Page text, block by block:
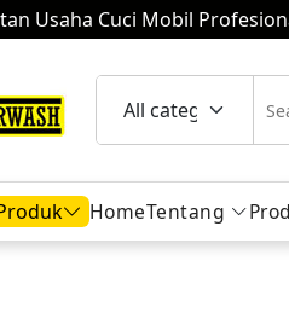
Usaha Cuci Mobil
HomeTentang